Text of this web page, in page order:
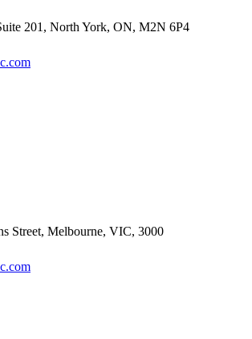
201, North York, ON, M2N 6P4
Street, Melbourne, VIC, 3000